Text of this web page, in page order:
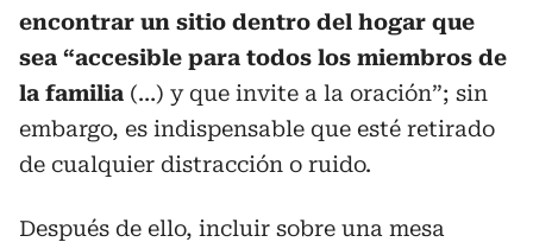
encontrar un sitio dentro del hogar que
sea “accesible para todos los miembros de
la familia (…) y que invite a la oración”; sin
embargo, es indispensable que esté retirado
de cualquier distracción o ruido.
Después de ello, incluir sobre una mesa